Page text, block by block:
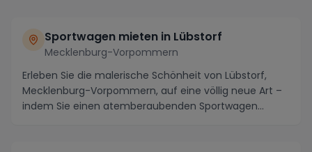
Sportwagen mieten in Lübstorf
Mecklenburg-Vorpommern
Erleben Sie die malerische Schönheit von Lübstorf,
Mecklenburg-Vorpommern, auf eine völlig neue Art –
indem Sie einen atemberaubenden Sportwagen